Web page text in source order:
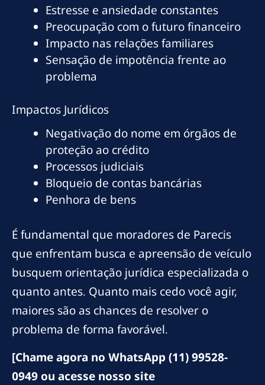
Estresse e ansiedade constantes
Preocupação com o futuro financeiro
Impacto nas relações familiares
Sensação de impotência frente ao
problema
Impactos Jurídicos
Negativação do nome em órgãos de
proteção ao crédito
Processos judiciais
Bloqueio de contas bancárias
Penhora de bens
É fundamental que moradores de Parecis
que enfrentam busca e apreensão de veículo
busquem orientação jurídica especializada o
quanto antes. Quanto mais cedo você agir,
maiores são as chances de resolver o
problema de forma favorável.
[Chame agora no WhatsApp (11) 99528-
0949 ou acesse nosso site